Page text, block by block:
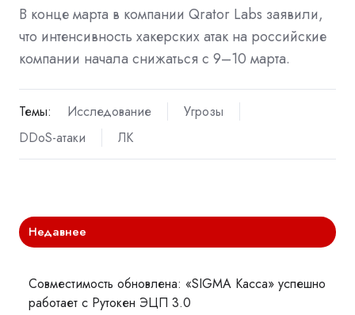
В конце марта в компании Qrator Labs заявили,
что интенсивность хакерских атак на российские
компании начала снижаться с 9–10 марта.
Темы: Исследование
Угрозы
DDoS-атаки
ЛК
Недавнее
Совместимость обновлена: «SIGMA Касса» успешно
работает с Рутокен ЭЦП 3.0